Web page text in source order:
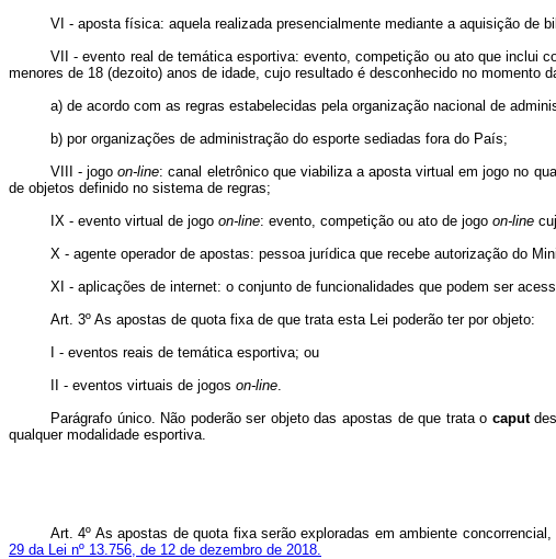
VI - aposta física: aquela realizada presencialmente mediante a aquisição de
VII - evento real de temática esportiva: evento, competição ou ato que inclui
menores de 18 (dezoito) anos de idade, cujo resultado é desconhecido no momento
a) de acordo com as regras estabelecidas pela organização nacional de
b) por organizações de administração do esporte sediadas fora do País;
VIII - jogoon-line: canal eletrônico que viabiliza a aposta virtual em jogo no
de objetos definido no sistema de regras;
IX - evento virtual de jogo on-line: evento, competição ou ato de jogo on-line
X - agente operador de apostas: pessoa jurídica que recebe autorização do
XI - aplicações de internet: o conjunto de funcionalidades que podem ser
Art. 3º As apostas de quota fixa de que trata esta Lei poderão ter por objeto:
I - eventos reais de temática esportiva; ou
II - eventos virtuais de jogos on-line.
Parágrafo único. Não poderão ser objeto das apostas de que trata o caput
qualquer modalidade esportiva.
Art. 4º As apostas de quota fixa serão exploradas em ambiente
29 da Lei nº 13.756, de 12 de dezembro de 2018.